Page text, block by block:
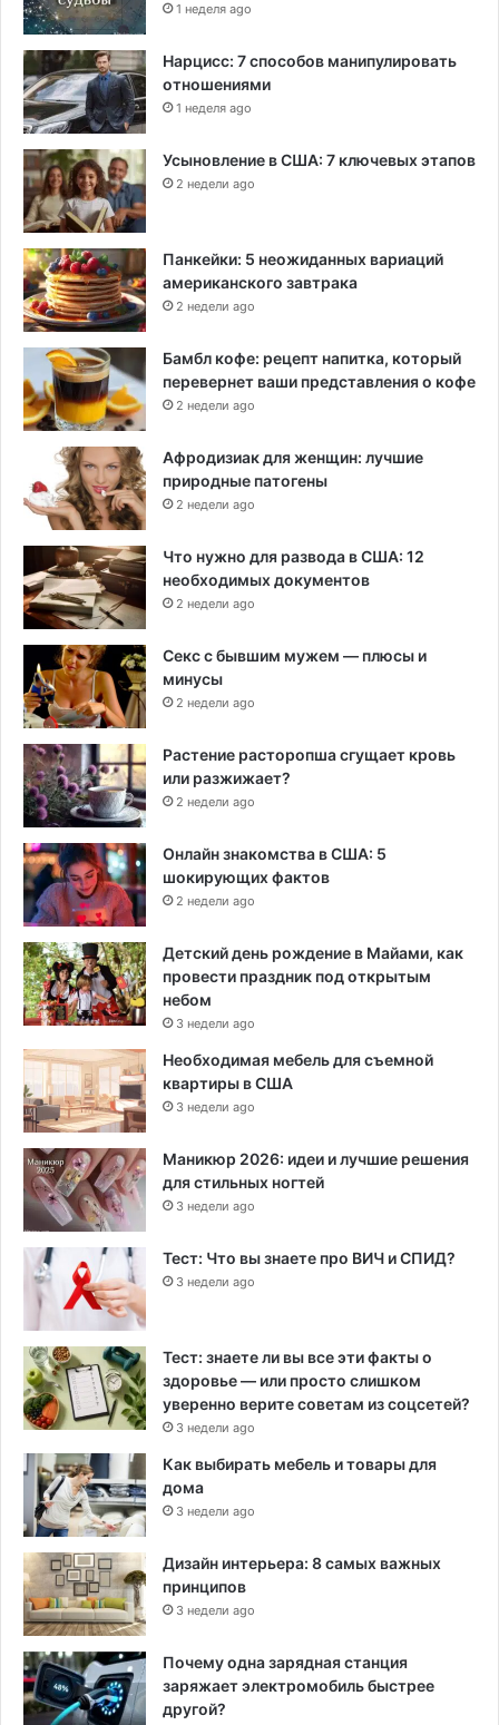
1 неделя ago
Нарцисс: 7 способов манипулировать
отношениями
1 неделя ago
Усыновление в США: 7 ключевых этапов
2 недели ago
Панкейки: 5 неожиданных вариаций
американского завтрака
2 недели ago
Бамбл кофе: рецепт напитка, который
перевернет ваши представления о кофе
2 недели ago
Афродизиак для женщин: лучшие
природные патогены
2 недели ago
Что нужно для развода в США: 12
необходимых документов
2 недели ago
Секс с бывшим мужем — плюсы и
минусы
2 недели ago
Растение расторопша сгущает кровь
или разжижает?
2 недели ago
Онлайн знакомства в США: 5
шокирующих фактов
2 недели ago
Детский день рождение в Майами, как
провести праздник под открытым
небом
3 недели ago
Необходимая мебель для съемной
квартиры в США
3 недели ago
Маникюр 2026: идеи и лучшие решения
для стильных ногтей
3 недели ago
Тест: Что вы знаете про ВИЧ и СПИД?
3 недели ago
Тест: знаете ли вы все эти факты о
здоровье — или просто слишком
уверенно верите советам из соцсетей?
3 недели ago
Как выбирать мебель и товары для
дома
3 недели ago
Дизайн интерьера: 8 самых важных
принципов
3 недели ago
Почему одна зарядная станция
заряжает электромобиль быстрее
другой?